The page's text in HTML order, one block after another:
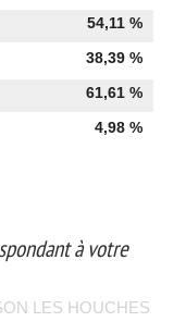
54,11 %
38,39 %
61,61 %
4,98 %
LES HOUCHES